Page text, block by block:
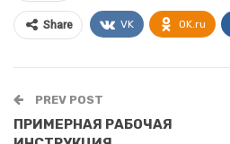
Share VK OK.ru
PREV POST
ПРИМЕРНАЯ РАБОЧАЯ